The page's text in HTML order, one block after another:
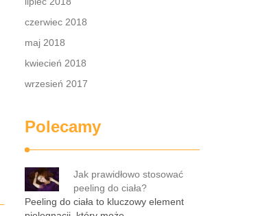
czerwiec 2018
maj 2018
kwiecień 2018
wrzesień 2017
Polecamy
Jak prawidłowo stosować
peeling do ciała?
Peeling do ciała to kluczowy element